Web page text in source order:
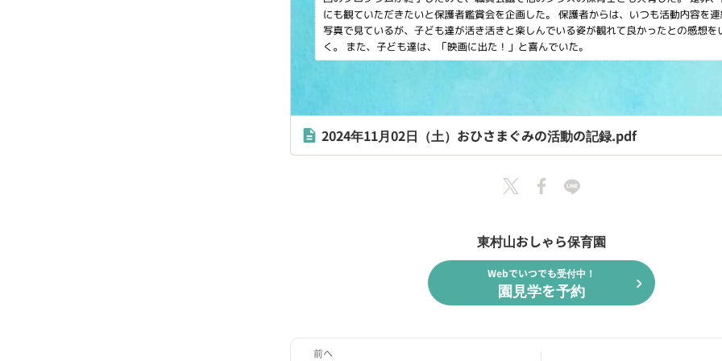
description 2024年11月02日（土）おひさまぐみの活動の記録.pdf
東村山おしゃら保育園
Webでいつでも受付中！
園見学を予約 chevron_right
前へ